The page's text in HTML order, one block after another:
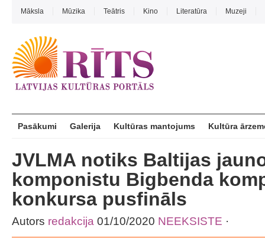
Māksla Mūzika Teātris Kino Literatūra Muzeji
Pasākumi Galerija Kultūras mantojums Kultūra
JVLMA notiks Baltijas
komponistu Bigbenda
konkursa pusfināls
Autors redakcija 01/10/2020 NEEKSISTE ·